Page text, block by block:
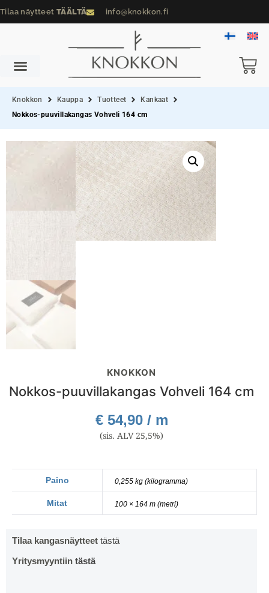
Tilaa näytteet TÄÄLTÄ info@knokkon.fi
Knokkon Kauppa Tuotteet
Kankaat
Nokkos-puuvillakangas Vohveli 164 cm
KNOKKON
Nokkos-puuvillakangas Vohveli 164 cm
€54,90/ m
(sis. ALV 25,5%)
Paino 0,255 kg (kilogramma)
Mitat 100 × 164 m (metri)
Tilaa kangasnäytteet tästä
Yritysmyyntiin tästä